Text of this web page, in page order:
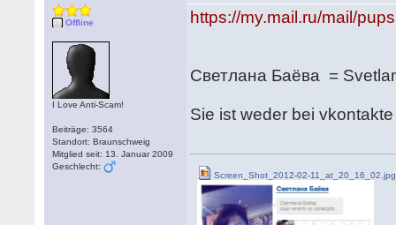
Offline
I Love Anti-Scam!
Beiträge: 3564
Standort: Braunschweig
Mitglied seit: 13. Januar 2009
Geschlecht:
https://my.mail.ru/mail/
Светлана Баёва =
Sie ist weder bei
Screen_Shot_2012-02-11_at_20_16_02.jpg